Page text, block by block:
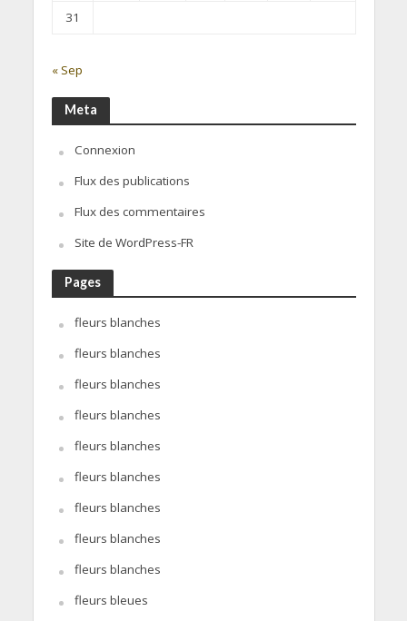
31
« Sep
Meta
Connexion
Flux des publications
Flux des commentaires
Site de WordPress-FR
Pages
fleurs blanches
fleurs blanches
fleurs blanches
fleurs blanches
fleurs blanches
fleurs blanches
fleurs blanches
fleurs blanches
fleurs blanches
fleurs bleues